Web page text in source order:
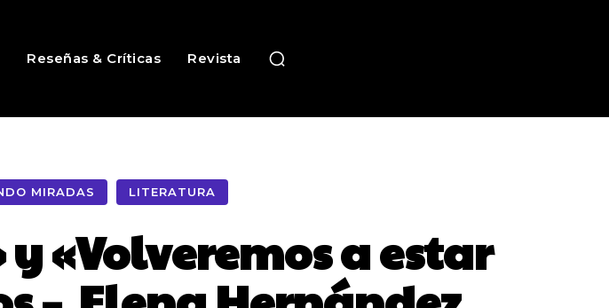
Reseñas & Críticas Revista
MIRADAS LITERATURA
«Volveremos a estar